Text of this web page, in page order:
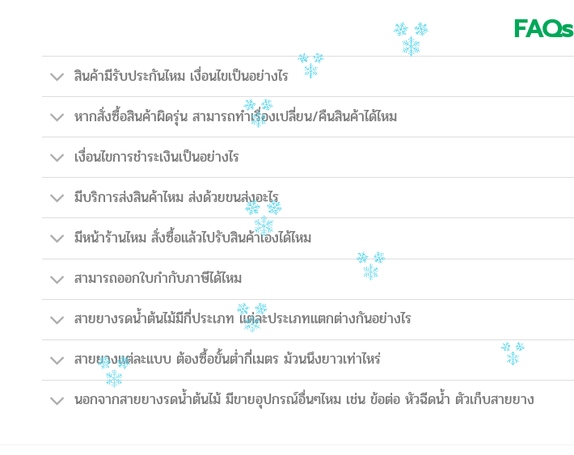
FAQs
สินค้ามีรับประกันไหม เงื่อนไขเป็นอย่างไร
หากสั่งซื้อสินค้าผิดรุ่น สามารถทำเรื่องเปลี่ยน/คืนสินค้าได้ไหม
เงื่อนไขการชำระเงินเป็นอย่างไร
มีบริการส่งสินค้าไหม ส่งด้วยขนส่งอะไร
มีหน้าร้านไหม สั่งซื้อแล้วไปรับสินค้าเองได้ไหม
สามารถออกใบกำกับภาษีได้ไหม
สายยางรดน้ำต้นไม้มีกี่ประเภท แต่ละประเภทแตกต่างกันอย่างไร
สายยางแต่ละแบบ ต้องซื้อขั้นต่ำกี่เมตร ม้วนนึงยาวเท่าไหร่
นอกจากสายยางรดน้ำต้นไม้ มีขายอุปกรณ์อื่นๆไหม เช่น ข้อต่อ หัวฉีดน้ำ ตัวเก็บสายยาง